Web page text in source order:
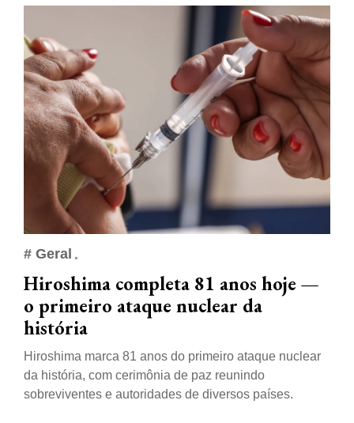
# Geral
Hiroshima completa 81 anos hoje —
o primeiro ataque nuclear da
história
Hiroshima marca 81 anos do primeiro ataque nuclear
da história, com cerimônia de paz reunindo
sobreviventes e autoridades de diversos países.